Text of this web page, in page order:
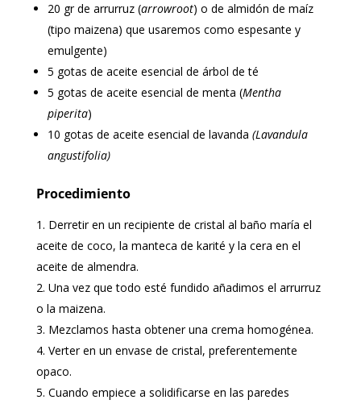
20 gr de arrurruz (arrowroot) o de almidón de maíz
(tipo maizena) que usaremos como espesante y
emulgente)
5 gotas de aceite esencial de árbol de té
5 gotas de aceite esencial de menta (Mentha
piperita)
10 gotas de aceite esencial de lavanda (Lavandula
angustifolia)
Procedimiento
Derretir en un recipiente de cristal al baño maría el
aceite de coco, la manteca de karité y la cera en el
aceite de almendra.
Una vez que todo esté fundido añadimos el arrurruz
o la maizena.
Mezclamos hasta obtener una crema homogénea.
Verter en un envase de cristal, preferentemente
opaco.
Cuando empiece a solidificarse en las paredes